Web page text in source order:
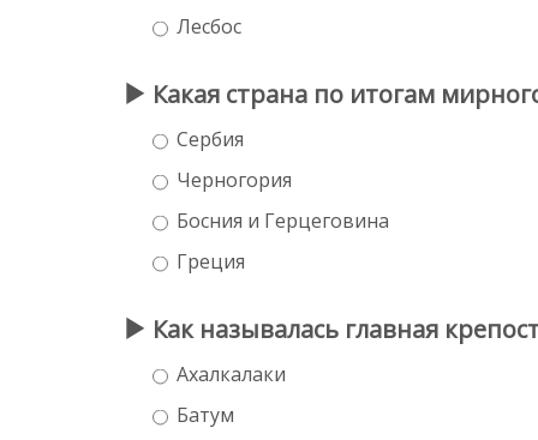
Лесбос
Какая страна по итогам
Сербия
Черногория
Босния и Герцеговина
Греция
Как называлась главная
Ахалкалаки
Батум